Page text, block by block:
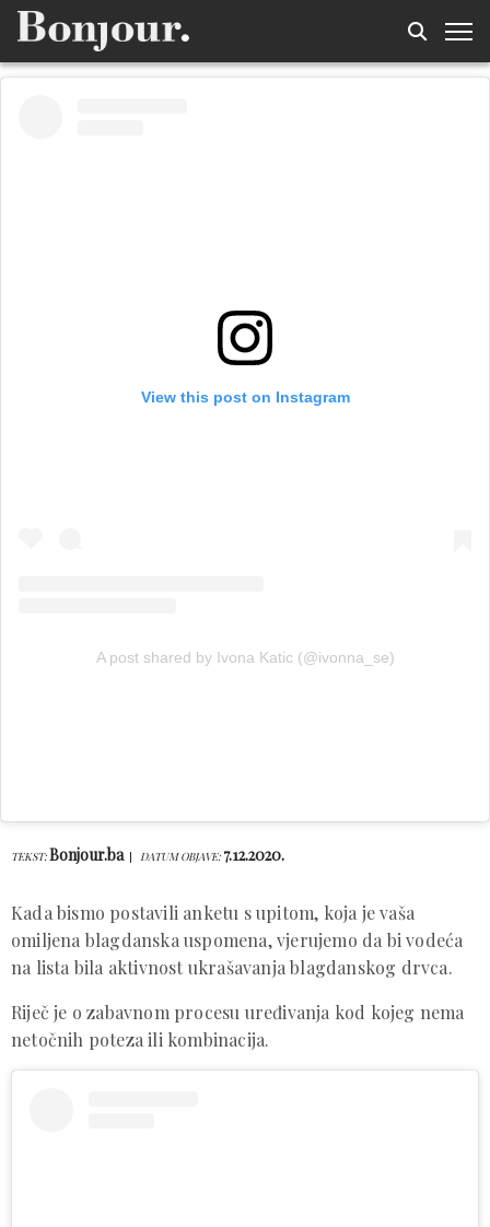
View this post on Instagram
A post shared by Ivona Katic (@ivonna_se)
TEKST:Bonjour.ba DATUM OBJAVE: 7.12.2020.
Kada bismo postavili anketu s upitom, koja je vaša
omiljena blagdanska uspomena, vjerujemo da bi vodeća
na lista bila aktivnost ukrašavanja blagdanskog drvca.
Riječ je o zabavnom procesu uređivanja kod kojeg nema
netočnih poteza ili kombinacija.